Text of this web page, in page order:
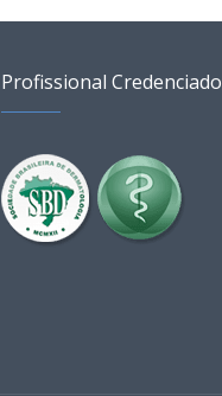
Profissional Credenciado